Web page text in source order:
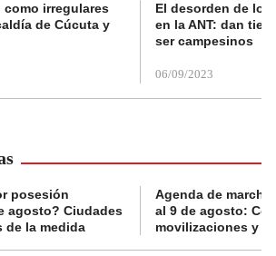
irregulares
de Cúcuta y
El desorden de
en la ANT: dan
ser campesinos
06/09/2023
posesión
agosto? Ciudades
de la medida
Agenda de
al 9 de agosto:
movilizaciones y